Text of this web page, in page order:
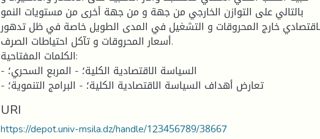
بالتالي على التوازن الخارجي من جهة و من جهة أخرى من مستويات النمو
خارج المحروقات و التشغيل في المدى الطويل خاصة في ظل تدهور
أسعار المحروقات و تآكل احتياطات الصرف.
الكلمات المفتاحية:
- السياسة الاقتصادية الكلية؛ - المربع السحري؛
- تعارض أهداف السياسة الاقتصادية الكلية؛ - البرامج التنموية؛
URI
https://depot.univ-msila.dz/handle/123456789/38667